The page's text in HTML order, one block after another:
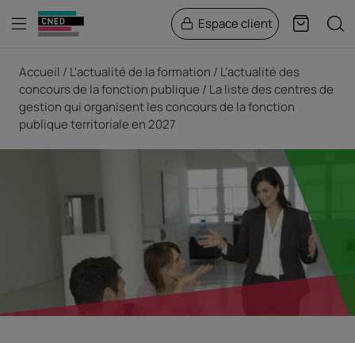
Menu Espace client Panier
Accueil L'actualité de la formation
L’actualité des
concours de la fonction publique
La liste des centres de
gestion qui organisent les concours de la fonction
publique territoriale en 2027